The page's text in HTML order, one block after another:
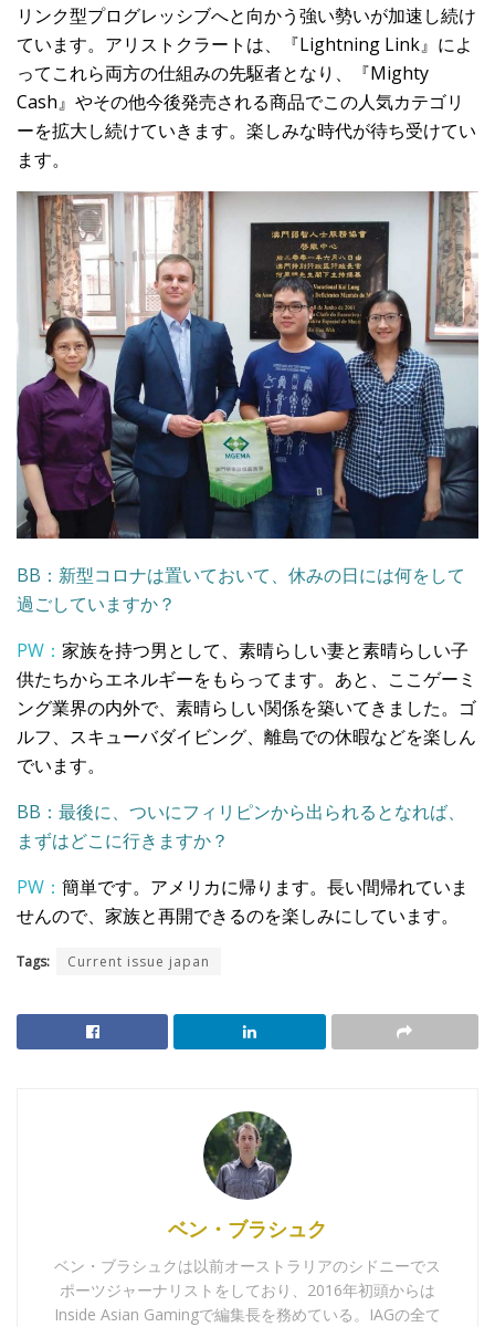
リンク型プログレッシブへと向かう強い勢いが加速し続け
ています。アリストクラートは、『Lightning Link』によ
ってこれら両方の仕組みの先駆者となり、『Mighty
Cash』やその他今後発売される商品でこの人気カテゴリ
ーを拡大し続けていきます。楽しみな時代が待ち受けてい
ます。
BB：新型コロナは置いておいて、休みの日には何をして
過ごしていますか？
PW： 家族を持つ男として、素晴らしい妻と素晴らしい子
供たちからエネルギーをもらってます。あと、ここゲーミ
ング業界の内外で、素晴らしい関係を築いてきました。ゴ
ルフ、スキューバダイビング、離島での休暇などを楽しん
でいます。
BB：最後に、ついにフィリピンから出られるとなれば、
まずはどこに行きますか？
PW： 簡単です。アメリカに帰ります。長い間帰れていま
せんので、家族と再開できるのを楽しみにしています。
Tags: Current issue japan
ベン・ブラシュク
ベン・ブラシュクは以前オーストラリアのシドニーでス
ポーツジャーナリストをしており、2016年初頭からは
Inside Asian Gamingで編集長を務めている。IAGの全て